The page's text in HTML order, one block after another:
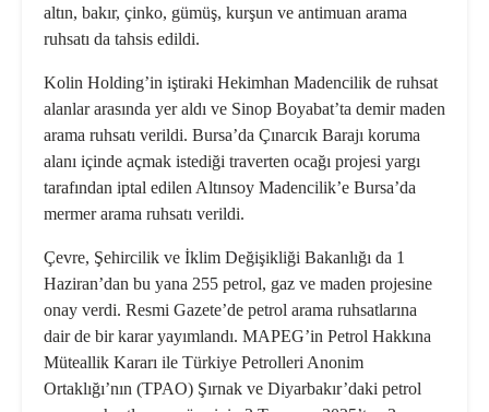
altın, bakır, çinko, gümüş, kurşun ve antimuan arama
ruhsatı da tahsis edildi.
Kolin Holding’in iştiraki Hekimhan Madencilik de ruhsat
alanlar arasında yer aldı ve Sinop Boyabat’ta demir maden
arama ruhsatı verildi. Bursa’da Çınarcık Barajı koruma
alanı içinde açmak istediği traverten ocağı projesi yargı
tarafından iptal edilen Altınsoy Madencilik’e Bursa’da
mermer arama ruhsatı verildi.
Çevre, Şehircilik ve İklim Değişikliği Bakanlığı da 1
Haziran’dan bu yana 255 petrol, gaz ve maden projesine
onay verdi. Resmi Gazete’de petrol arama ruhsatlarına
dair de bir karar yayımlandı. MAPEG’in Petrol Hakkına
Müteallik Kararı ile Türkiye Petrolleri Anonim
Ortaklığı’nın (TPAO) Şırnak ve Diyarbakır’daki petrol